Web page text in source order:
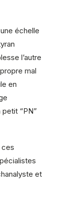
échelle
l’autre
mal
en
“PN”
ces
et